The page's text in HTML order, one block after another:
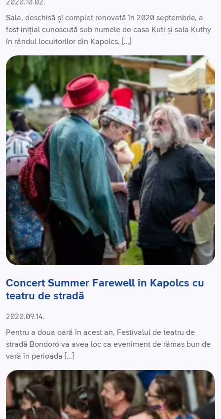
2020.10.02.
Sala, deschisă și complet renovată în 2020 septembrie, a
fost inițial cunoscută sub numele de casa Kuti și sala Kuthy
în rândul locuitorilor din Kapolcs, […]
Concert Summer Farewell în Kapolcs cu
teatru de stradă
2020.09.14.
Pentru a doua oară în acest an, Festivalul de teatru de
stradă Bondoró va avea loc ca eveniment de rămas bun de
vară în perioada […]